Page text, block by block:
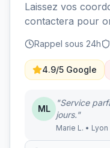
Laissez vos
contactera pour
Rappel sous 24h
4.9/5 Google
ML
"Service
jours."
Marie L. • Lyon